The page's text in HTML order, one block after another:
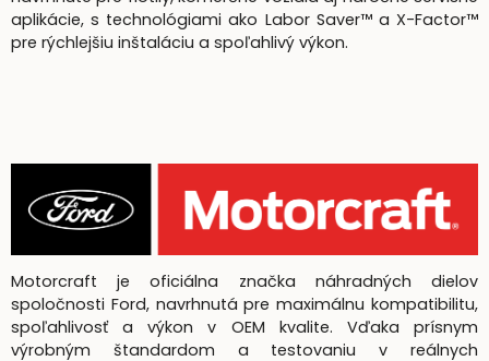
aplikácie, s technológiami ako Labor Saver™ a X-Factor™
pre rýchlejšiu inštaláciu a spoľahlivý výkon.
Motorcraft je oficiálna značka náhradných dielov
spoločnosti Ford, navrhnutá pre maximálnu kompatibilitu,
spoľahlivosť a výkon v OEM kvalite. Vďaka prísnym
výrobným štandardom a testovaniu v reálnych